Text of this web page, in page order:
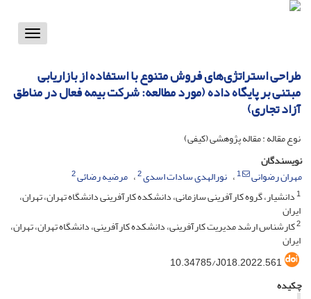
Toggle
طراحی استراتژی‌های فروش متنوع با استفاده از بازاریابی
مبتنی بر پایگاه داده (مورد مطالعه: شرکت بیمه فعال در مناطق
آزاد تجاری)
نوع مقاله : مقاله پژوهشی (کیفی)
نویسندگان
مهران رضوانی
1 نورالهدی سادات اسدی2 مرضیه رضائی2
1دانشیار، گروه کارآفرینی سازمانی، دانشکده کارآفرینی دانشگاه تهران، تهران،
ایران
2کارشناس ارشد مدیریت کارآفرینی، دانشکده کارآفرینی، دانشگاه تهران، تهران،
ایران
10.34785/J018.2022.561
چکیده